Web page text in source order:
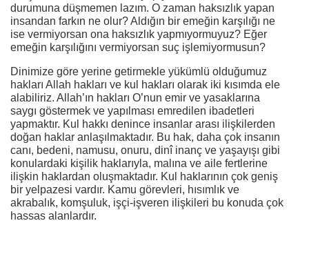
durumuna düşmemen lazım. O zaman haksızlık yapan
insandan farkın ne olur? Aldığın bir emeğin karşılığı ne
ise vermiyorsan ona haksızlık yapmıyormuyuz? Eğer
emeğin karşılığını vermiyorsan suç işlemiyormusun?
Dinimize göre yerine getirmekle yükümlü olduğumuz
hakları Allah hakları ve kul hakları olarak iki kısımda ele
alabiliriz. Allah’ın hakları O’nun emir ve yasaklarına
saygı göstermek ve yapılması emredilen ibadetleri
yapmaktır. Kul hakkı denince insanlar arası ilişkilerden
doğan haklar anlaşılmaktadır. Bu hak, daha çok insanın
canı, bedeni, namusu, onuru, dinî inanç ve yaşayışı gibi
konulardaki kişilik haklarıyla, malına ve aile fertlerine
ilişkin haklardan oluşmaktadır. Kul haklarının çok geniş
bir yelpazesi vardır. Kamu görevleri, hısımlık ve
akrabalık, komşuluk, işçi-işveren ilişkileri bu konuda çok
hassas alanlardır.